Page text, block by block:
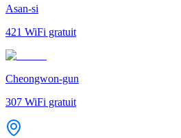
Asan-si
421 WiFi gratuit
Cheongwon-gun
307 WiFi gratuit